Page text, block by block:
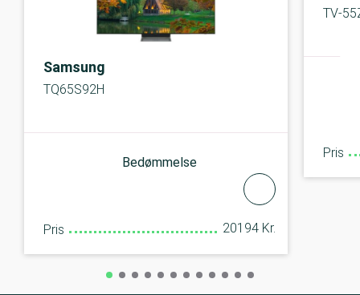
Samsung
TQ65S92H
Bedømmelse
Pris 20194 Kr.
TV-
Pris